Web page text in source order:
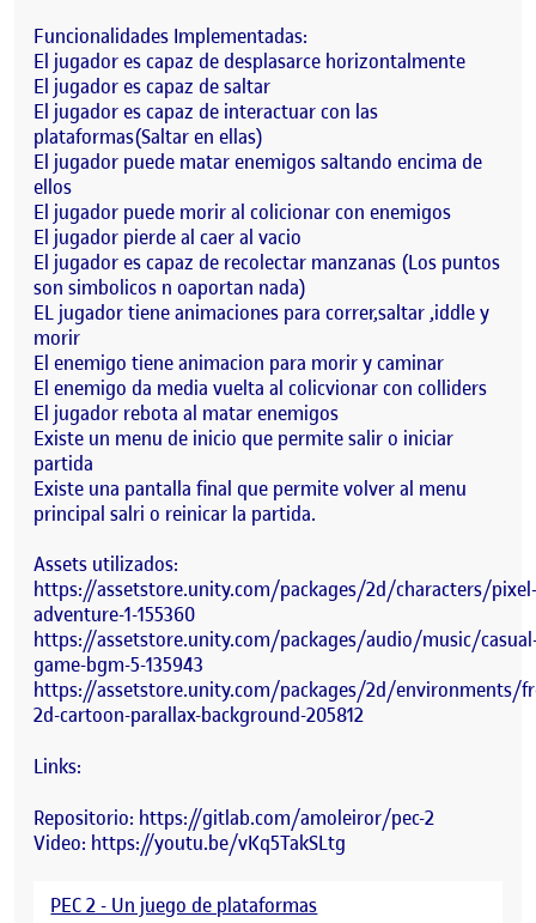
Funcionalidades Implementadas:
El jugador es capaz de desplasarce horizontalmente
El jugador es capaz de saltar
El jugador es capaz de interactuar con las
plataformas(Saltar en ellas)
El jugador puede matar enemigos saltando encima de
ellos
El jugador puede morir al colicionar con enemigos
El jugador pierde al caer al vacio
El jugador es capaz de recolectar manzanas (Los puntos
son simbolicos n oaportan nada)
EL jugador tiene animaciones para correr,saltar ,iddle y
morir
El enemigo tiene animacion para morir y caminar
El enemigo da media vuelta al colicvionar con colliders
El jugador rebota al matar enemigos
Existe un menu de inicio que permite salir o iniciar
partida
Existe una pantalla final que permite volver al menu
principal salri o reinicar la partida.
Assets utilizados:
https://assetstore.unity.com/packages/2d/characters/pixel-
adventure-1-155360
https://assetstore.unity.com/packages/audio/music/
game-bgm-5-135943
https://assetstore.unity.com/packages/2d/environments/
2d-cartoon-parallax-background-205812
Links:
Repositorio: https://gitlab.com/amoleiror/pec-2
Video: https://youtu.be/vKq5TakSLtg
PEC 2 - Un juego de plataformas